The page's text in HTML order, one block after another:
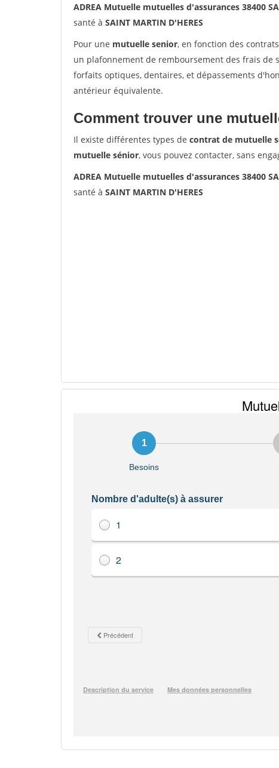
ADREA Mutuelle mutuelles d'assurances 38400
santé à SAINT MARTIN D'HERES
Pour une mutuelle senior, en fonction des contrats
un plafonnement de remboursement des frais de
forfaits optiques, dentaires, et dépassements
antérieur équivalente.
Comment trouver une
Il existe différentes types de contrat de mutuelle
mutuelle sénior, vous pouvez contacter, sans
ADREA Mutuelle mutuelles d'assurances 38400
santé à SAINT MARTIN D'HERES